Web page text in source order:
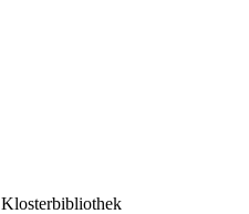
Klosterbibliothek